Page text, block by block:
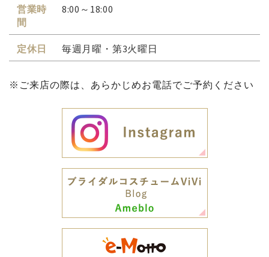
営業時
間
8:00～18:00
定休日 毎週月曜・第3火曜日
※ご来店の際は、あらかじめお電話でご予約ください